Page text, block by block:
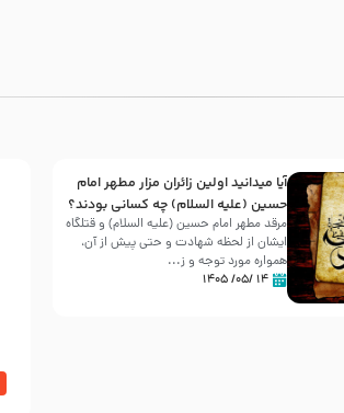
آیا میدانید اولین زائران مزار مطهر امام
حسین (علیه السلام) چه کسانی بودند؟
مرقد مطهر امام حسین (علیه السلام) و قتلگاه
ایشان از لحظه شهادت و حتی پیش از آن،
همواره مورد توجه و ز...
۱۴ /۰۵/ ۱۴۰۵